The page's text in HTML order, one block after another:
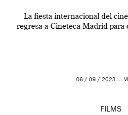
La fiesta internacional del
regresa a Cineteca Madrid para
06 / 09 / 2023 —
FILMS